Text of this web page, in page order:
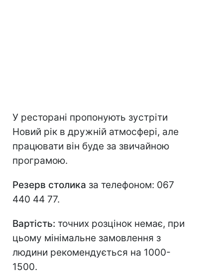
У ресторані пропонують зустріти
Новий рік в дружній атмосфері, але
працювати він буде за звичайною
програмою.
Резерв столика за телефоном: 067
440 44 77.
Вартість: точних розцінок немає, при
цьому мінімальне замовлення з
людини рекомендується на 1000-
1500.